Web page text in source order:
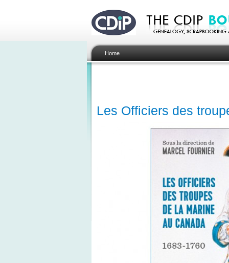
Home
Les Officiers des